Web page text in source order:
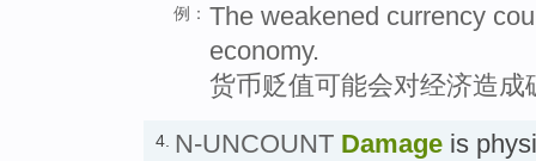
例： The weakened currency
economy.
货币贬值可能会对经济造成
4. N-UNCOUNT Damage is